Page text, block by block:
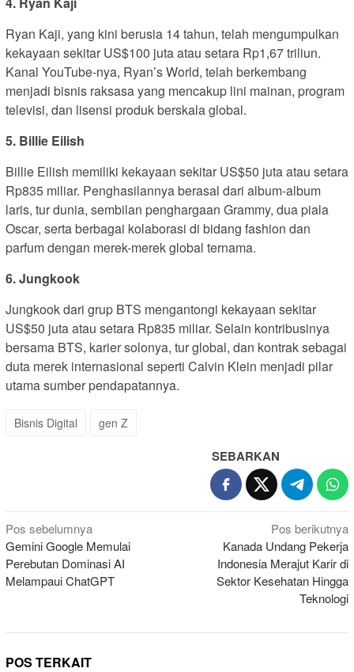
Ryan Kaji, yang kini berusia 14 tahun, telah mengumpulkan
kekayaan sekitar US$100 juta atau setara Rp1,67 triliun.
Kanal YouTube-nya, Ryan’s World, telah berkembang
menjadi bisnis raksasa yang mencakup lini mainan, program
televisi, dan lisensi produk berskala global.
5. Billie Eilish
Billie Eilish memiliki kekayaan sekitar US$50 juta atau setara
Rp835 miliar. Penghasilannya berasal dari album-album
laris, tur dunia, sembilan penghargaan Grammy, dua piala
Oscar, serta berbagai kolaborasi di bidang fashion dan
parfum dengan merek-merek global ternama.
6. Jungkook
Jungkook dari grup BTS mengantongi kekayaan sekitar
US$50 juta atau setara Rp835 miliar. Selain kontribusinya
bersama BTS, karier solonya, tur global, dan kontrak sebagai
duta merek internasional seperti Calvin Klein menjadi pilar
utama sumber pendapatannya.
Bisnis Digital gen Z
SEBARKAN
Navigasi
pos
Pos sebelumnya
Gemini Google Memulai
Perebutan Dominasi AI
Melampaui ChatGPT
Pos berikutnya
Kanada Undang Pekerja
Indonesia Merajut Karir di
Sektor Kesehatan Hingga
Teknologi
POS TERKAIT